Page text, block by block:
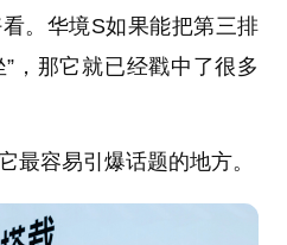
。华境S如果能把第三排
”，那它就已经戳中了很多
最容易引爆话题的地方。